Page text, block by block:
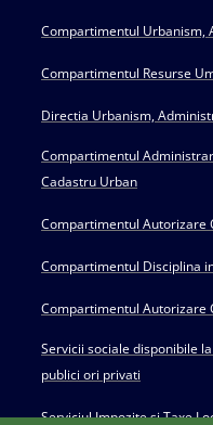
Compartimentul Urbanism,
Compartimentul Resurse
Directia Urbanism,
Compartimentul
Cadastru Urban
Compartimentul Autorizare
Compartimentul Disciplina
Compartimentul Autorizare
Servicii sociale disponibile
publici ori privati
Serviciul Impozite si Taxe